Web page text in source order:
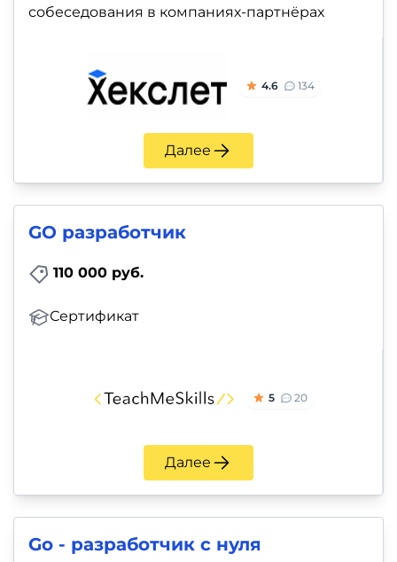
собеседования в компаниях-партнёрах
4.6 134
Далее
GO разработчик
110 000 руб.
Сертификат
5 20
Далее
Go - разработчик с нуля